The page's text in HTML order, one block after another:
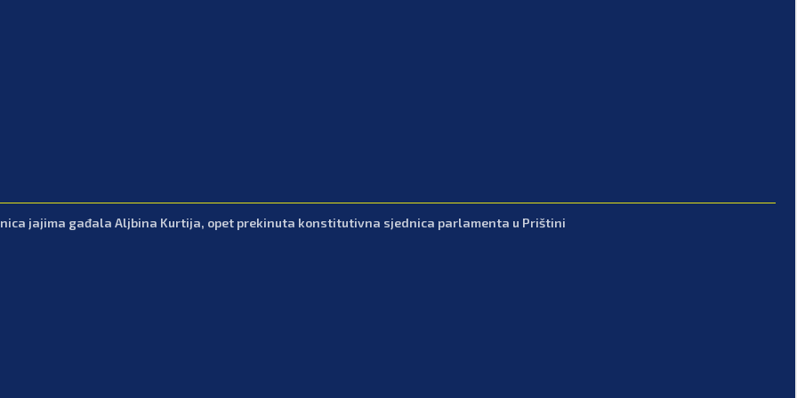
jajima gađala Aljbina Kurtija, opet prekinuta konstitutivna sjednica parlamenta u Prištini